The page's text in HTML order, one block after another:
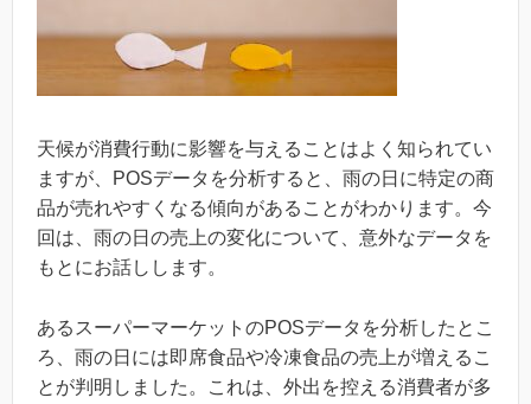
天候が消費行動に影響を与えることはよく知られてい
ますが、POSデータを分析すると、雨の日に特定の商
品が売れやすくなる傾向があることがわかります。今
回は、雨の日の売上の変化について、意外なデータを
もとにお話しします。
あるスーパーマーケットのPOSデータを分析したとこ
ろ、雨の日には即席食品や冷凍食品の売上が増えるこ
とが判明しました。これは、外出を控える消費者が多